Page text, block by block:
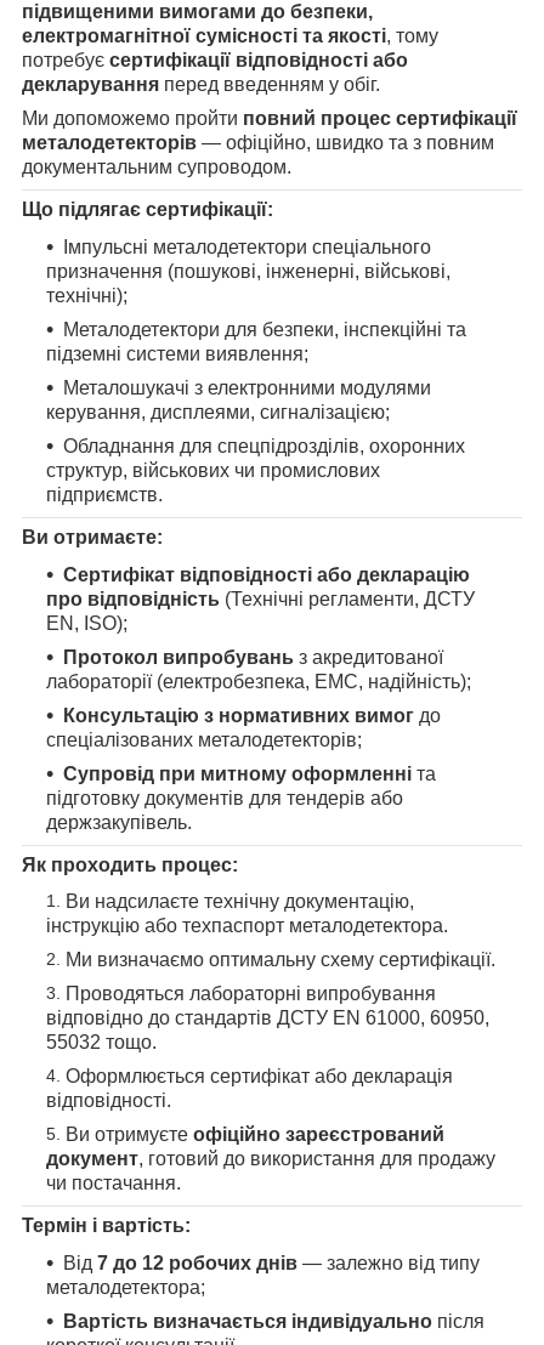
підвищеними вимогами до безпеки,
електромагнітної сумісності та якості, тому
потребує сертифікації відповідності або
декларування перед введенням у обіг.
Ми допоможемо пройти повний процес сертифікації
металодетекторів — офіційно, швидко та з повним
документальним супроводом.
Що підлягає сертифікації:
Імпульсні металодетектори спеціального
призначення (пошукові, інженерні, військові,
технічні);
Металодетектори для безпеки, інспекційні та
підземні системи виявлення;
Металошукачі з електронними модулями
керування, дисплеями, сигналізацією;
Обладнання для спецпідрозділів, охоронних
структур, військових чи промислових
підприємств.
Ви отримаєте:
Сертифікат відповідності або декларацію
про відповідність (Технічні регламенти, ДСТУ
EN, ISO);
Протокол випробувань з акредитованої
лабораторії (електробезпека, ЕМС, надійність);
Консультацію з нормативних вимог до
спеціалізованих металодетекторів;
Супровід при митному оформленні та
підготовку документів для тендерів або
держзакупівель.
Як проходить процес:
Ви надсилаєте технічну документацію,
інструкцію або техпаспорт металодетектора.
Ми визначаємо оптимальну схему сертифікації.
Проводяться лабораторні випробування
відповідно до стандартів ДСТУ EN 61000, 60950,
55032 тощо.
Оформлюється сертифікат або декларація
відповідності.
Ви отримуєте офіційно зареєстрований
документ, готовий до використання для продажу
чи постачання.
Термін і вартість:
Від 7 до 12 робочих днів — залежно від типу
металодетектора;
Вартість визначається індивідуально після